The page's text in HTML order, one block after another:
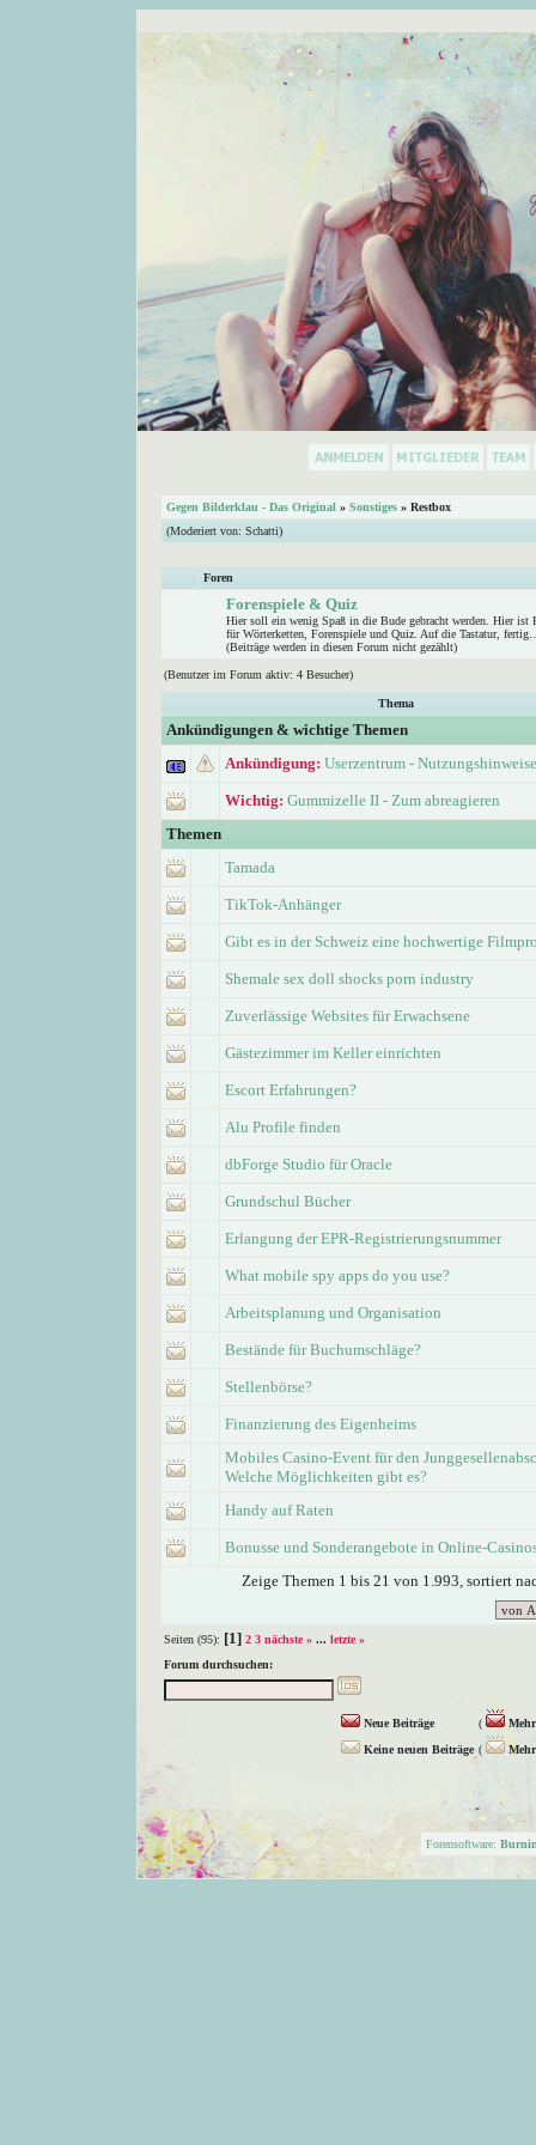
Gegen Bilderklau - Das Original » Sonstiges » Restbox
(Moderiert von: Schatti)
Foren
Forenspiele & Quiz
Hier soll ein wenig Spaß in die Bude gebracht werden. Hier ist
für Wörterketten, Forenspiele und Quiz. Auf die Tastatur,
(Beiträge werden in diesen Forum nicht gezählt)
(Benutzer im Forum aktiv: 4 Besucher)
Thema
Ankündigungen & wichtige Themen
Ankündigung: Userzentrum -
Wichtig: Gummizelle II - Zum abreagieren
Themen
Tamada
TikTok-Anhänger
Gibt es in der Schweiz eine hochwertige
Shemale sex doll shocks porn industry
Zuverlässige Websites für Erwachsene
Gästezimmer im Keller einrichten
Escort Erfahrungen?
Alu Profile finden
dbForge Studio für Oracle
Grundschul Bücher
Erlangung der EPR-Registrierungsnummer
What mobile spy apps do you use?
Arbeitsplanung und Organisation
Bestände für Buchumschläge?
Stellenbörse?
Finanzierung des Eigenheims
Mobiles Casino-Event für den
Welche Möglichkeiten gibt es?
Handy auf Raten
Bonusse und Sonderangebote in Online-
Zeige Themen 1 bis 21 von 1.993, sortiert
Seiten (95): [1] 2 3 nächste » ... letzte »
Forum durchsuchen:
Neue Beiträge (
Keine neuen Beiträge (
Forensoftware: